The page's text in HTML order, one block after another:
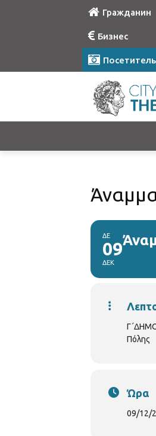
Гражданин
Бизнес
Посетитель
ΔΕ
09
ΔΕΚ
Πόλης
Ώρα
09/12/